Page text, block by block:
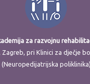
za razvojnu
Zagreb, pri Klinici za dječje
(Neuropedijatrijska poliklinika)